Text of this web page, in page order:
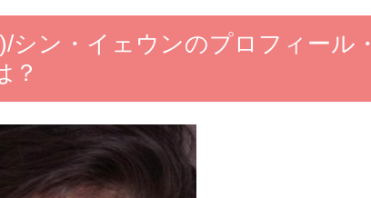
シン・イェウンのプロフィール・
？